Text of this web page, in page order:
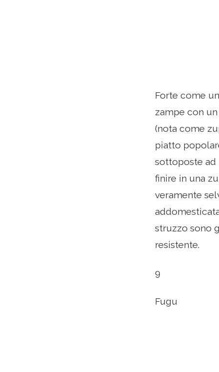
Forte come
zampe con
(nota come
piatto
sottoposte ad
finire in una
veramente
struzzo sono
resistente.
9
Fugu